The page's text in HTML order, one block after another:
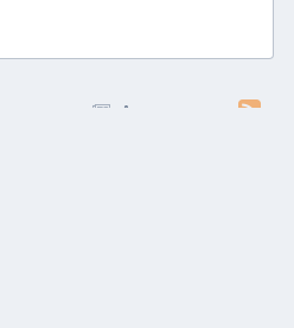
Активность